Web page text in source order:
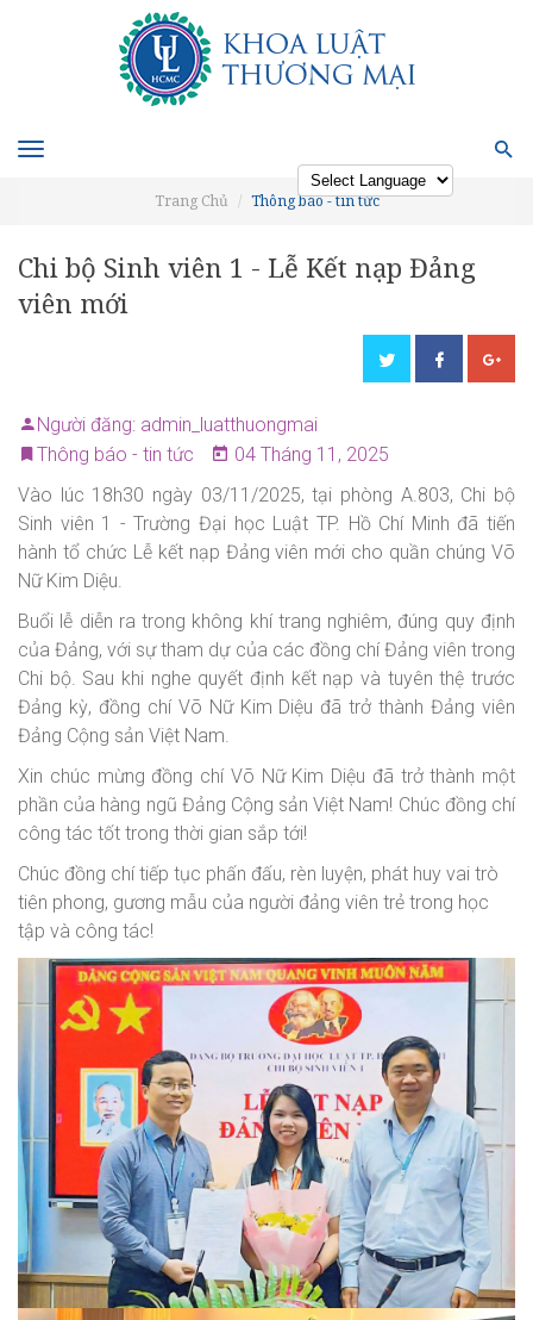
Powered by
Toggle
Trang Chủ Thông báo - tin tức
Chi bộ Sinh viên 1 - Lễ Kết nạp Đảng
viên mới
Người đăng: admin_luatthuongmai
Thông báo - tin tức
04 Tháng 11, 2025
Vào lúc 18h30 ngày 03/11/2025, tại phòng A.803, Chi bộ
Sinh viên 1 - Trường Đại học Luật TP. Hồ Chí Minh đã tiến
hành tổ chức Lễ kết nạp Đảng viên mới cho quần chúng Võ
Nữ Kim Diệu.
Buổi lễ diễn ra trong không khí trang nghiêm, đúng quy định
của Đảng, với sự tham dự của các đồng chí Đảng viên trong
Chi bộ. Sau khi nghe quyết định kết nạp và tuyên thệ trước
Đảng kỳ, đồng chí Võ Nữ Kim Diệu đã trở thành Đảng viên
Đảng Cộng sản Việt Nam.
Xin chúc mừng đồng chí Võ Nữ Kim Diệu đã trở thành một
phần của hàng ngũ Đảng Cộng sản Việt Nam! Chúc đồng chí
công tác tốt trong thời gian sắp tới!
Chúc đồng chí tiếp tục phấn đấu, rèn luyện, phát huy vai trò
tiên phong, gương mẫu của người đảng viên trẻ trong học
tập và công tác!